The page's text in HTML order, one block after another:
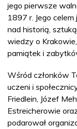
jego pierwsze
1897 r. Jego
nad historią,
wiedzy o
pamiątek i
Wśród członków
uczeni i
Friedlein, Józef
Estreicherowie
podarował